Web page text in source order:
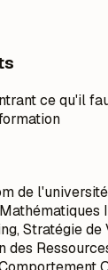
ce qu'il
de
Stratégie de
des